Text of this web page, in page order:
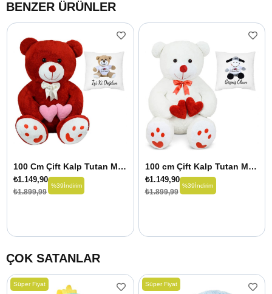
BENZER ÜRÜNLER
100 Cm Çift Kalp Tutan Masum Ayıcık İyi Ki Doğdun Yastık Hediyeli
₺1.149,90
₺1.899,99
%39İndirim
100 cm Çift Kalp Tutan Masum Ayıcık Geçmiş Olsun Yastık Hediyeli
₺1.149,90
₺1.899,99
%39İndirim
ÇOK SATANLAR
Süper Fiyat Süper Fiyat